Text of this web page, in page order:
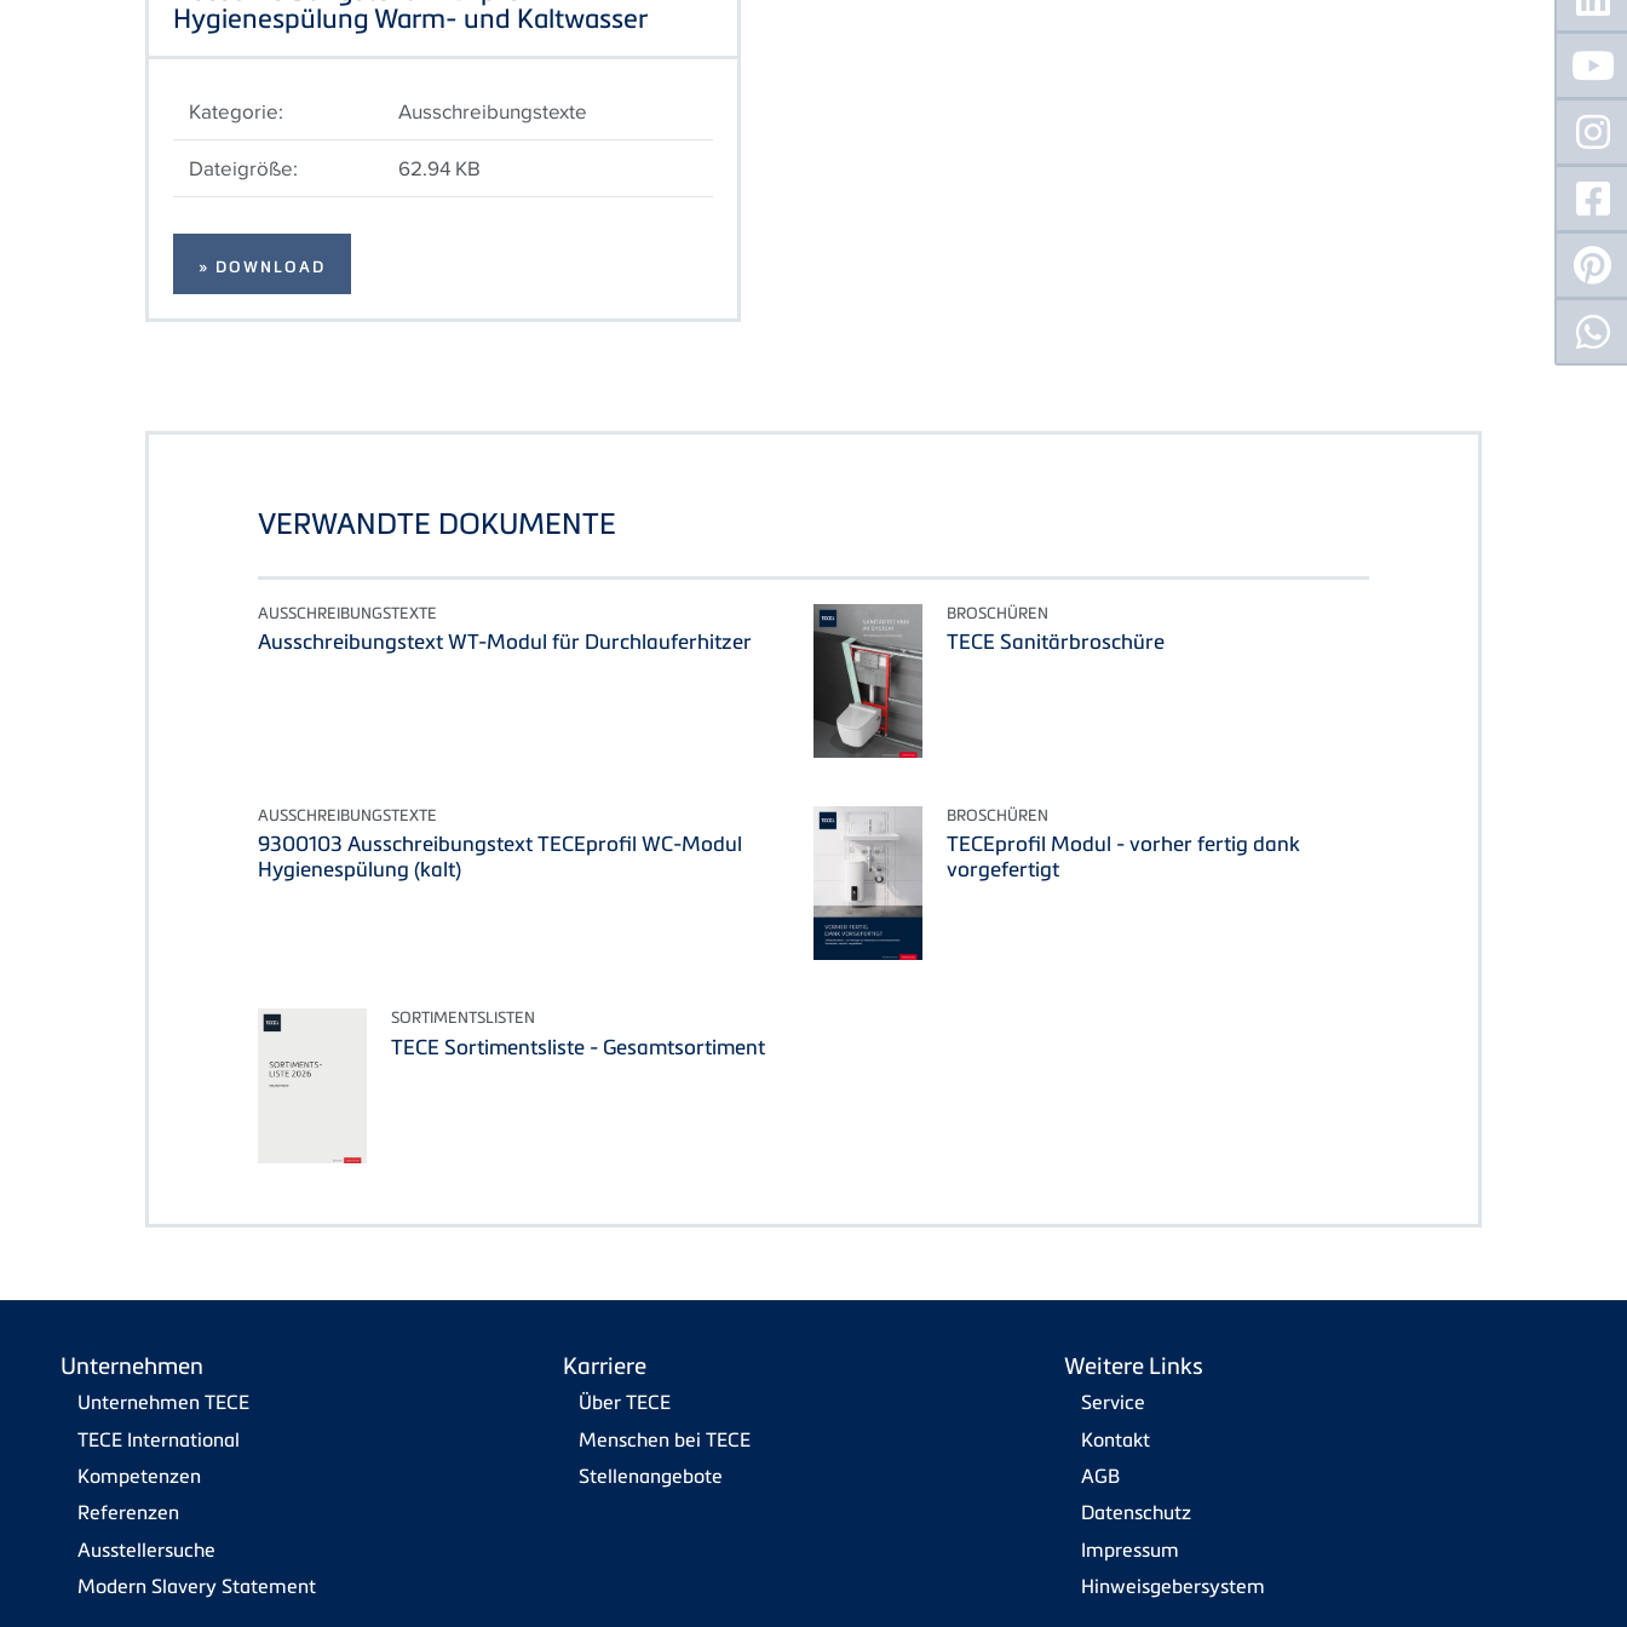
Hygienespülung Warm- und Kaltwasser
Kategorie:
Ausschreibungstexte
Dateigröße:
62.94 KB
» DOWNLOAD
VERWANDTE DOKUMENTE
AUSSCHREIBUNGSTEXTE
Ausschreibungstext WT-Modul für Durchlauferhitzer
BROSCHÜREN
TECE Sanitärbroschüre
AUSSCHREIBUNGSTEXTE
9300103 Ausschreibungstext TECEprofil WC-Modul
Hygienespülung (kalt)
BROSCHÜREN
TECEprofil Modul - vorher fertig dank
vorgefertigt
SORTIMENTSLISTEN
TECE Sortimentsliste - Gesamtsortiment
Unternehmen
Unternehmen TECE
TECE International
Kompetenzen
Referenzen
Ausstellersuche
Modern Slavery Statement
Karriere
Über TECE
Menschen bei TECE
Stellenangebote
Weitere Links
Service
Kontakt
AGB
Datenschutz
Impressum
Hinweisgebersystem